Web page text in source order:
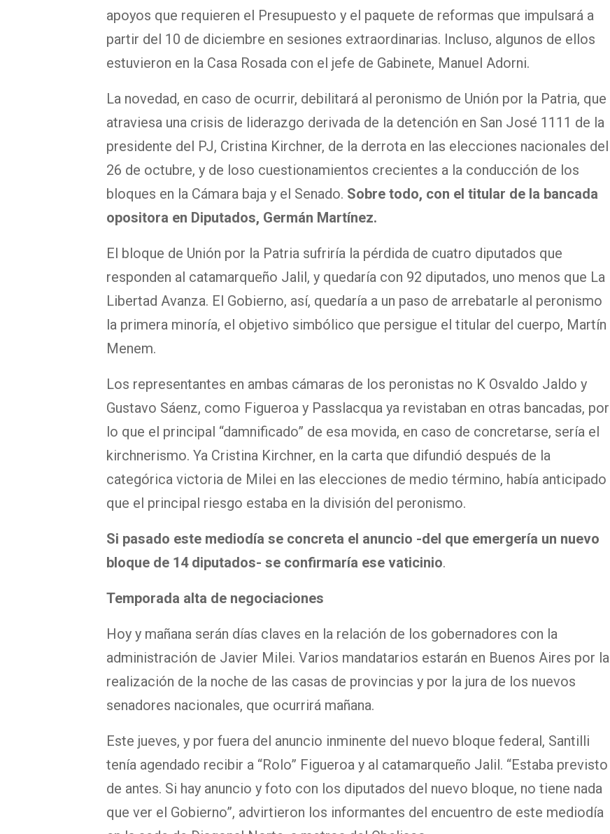
apoyos que requieren el Presupuesto y el paquete de reformas que impulsará a
partir del 10 de diciembre en sesiones extraordinarias. Incluso, algunos de ellos
estuvieron en la Casa Rosada con el jefe de Gabinete, Manuel Adorni.
La novedad, en caso de ocurrir, debilitará al peronismo de Unión por la Patria, que
atraviesa una crisis de liderazgo derivada de la detención en San José 1111 de la
presidente del PJ, Cristina Kirchner, de la derrota en las elecciones nacionales del
26 de octubre, y de loso cuestionamientos crecientes a la conducción de los
bloques en la Cámara baja y el Senado. Sobre todo, con el titular de la bancada
opositora en Diputados, Germán Martínez.
El bloque de Unión por la Patria sufriría la pérdida de cuatro diputados que
responden al catamarqueño Jalil, y quedaría con 92 diputados, uno menos que La
Libertad Avanza. El Gobierno, así, quedaría a un paso de arrebatarle al peronismo
la primera minoría, el objetivo simbólico que persigue el titular del cuerpo, Martín
Menem.
Los representantes en ambas cámaras de los peronistas no K Osvaldo Jaldo y
Gustavo Sáenz, como Figueroa y Passlacqua ya revistaban en otras bancadas, por
lo que el principal “damnificado” de esa movida, en caso de concretarse, sería el
kirchnerismo. Ya Cristina Kirchner, en la carta que difundió después de la
categórica victoria de Milei en las elecciones de medio término, había anticipado
que el principal riesgo estaba en la división del peronismo.
Si pasado este mediodía se concreta el anuncio -del que emergería un nuevo
bloque de 14 diputados- se confirmaría ese vaticinio.
Temporada alta de negociaciones
Hoy y mañana serán días claves en la relación de los gobernadores con la
administración de Javier Milei. Varios mandatarios estarán en Buenos Aires por la
realización de la noche de las casas de provincias y por la jura de los nuevos
senadores nacionales, que ocurrirá mañana.
Este jueves, y por fuera del anuncio inminente del nuevo bloque federal, Santilli
tenía agendado recibir a “Rolo” Figueroa y al catamarqueño Jalil. “Estaba previsto
de antes. Si hay anuncio y foto con los diputados del nuevo bloque, no tiene nada
que ver el Gobierno”, advirtieron los informantes del encuentro de este mediodía